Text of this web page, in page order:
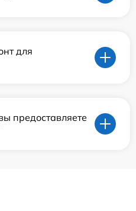
для
предоставляете